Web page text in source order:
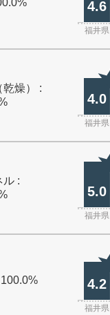
4.6
福井県
乾燥） :
4.0
福井県
ル :
5.0
福井県
4.2
福井県